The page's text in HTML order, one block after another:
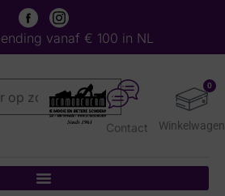
vanaf € 100 in NL
0
Contact